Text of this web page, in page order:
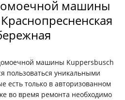
машины
машины Kuppersbusch
пользоваться уникальными
есть только в авторизованном
во время ремонта необходимо